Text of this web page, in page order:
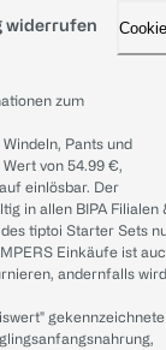
widerrufen
zum
Pants und
von 54.99 €,
einlösbar. Der
in allen BIPA Filialen
tiptoi Starter Sets
Einkäufe ist
andernfalls wird
gekennzeichnete